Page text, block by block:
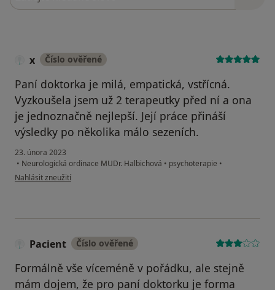
x Číslo ověřené
Paní doktorka je milá, empatická, vstřícná.
Vyzkoušela jsem už 2 terapeutky před ní a ona
je jednoznačně nejlepší. Její práce přináší
výsledky po několika málo sezeních.
23. února 2023
• Neurologická ordinace MUDr. Halbichová • psychoterapie •
podle názoru uživatele x
Nahlásit zneužití
Pacient Číslo ověřené
Formálně vše víceméně v pořádku, ale stejně
mám dojem, že pro paní doktorku je forma